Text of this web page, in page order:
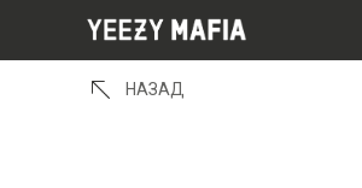
НАЗАД